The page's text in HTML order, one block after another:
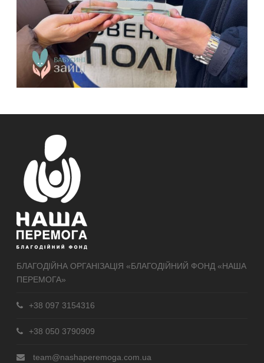
БЛАГОДІЙНА ОРГАНІЗАЦІЯ «БЛАГОДІЙНИЙ ФОНД «НАША
ПЕРЕМОГА»
+38 097 3154316
+38 050 3790909
team@nashaperemoga.com.ua